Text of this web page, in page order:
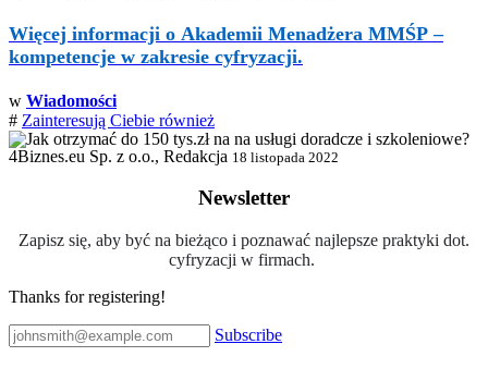
Więcej informacji o Akademii Menadżera MMŚP –
kompetencje w zakresie cyfryzacji.
w Wiadomości
# Zainteresują Ciebie również
4Biznes.eu Sp. z o.o., Redakcja 18 listopada 2022
Newsletter
Zapisz się, aby być na bieżąco i poznawać najlepsze praktyki dot.
cyfryzacji w firmach.
Thanks for registering!
Subscribe